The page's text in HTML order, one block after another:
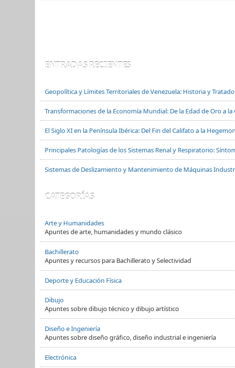
ENTRADAS RECIENTES
Geopolítica y Límites Territoriales de Venezuela: Historia y
Transformaciones de la Economía Mundial: De la Edad de Oro a la
El Siglo XI en la Península Ibérica: Del Fin del Califato a la
Principales Patologías de los Sistemas Renal y Respiratorio:
Sistemas de Deslizamiento y Mantenimiento de Máquinas
CATEGORÍAS
Arte y Humanidades
Apuntes de arte, humanidades y mundo clásico
Bachillerato
Apuntes y recursos para Bachillerato y Selectividad
Deporte y Educación Física
Dibujo
Apuntes sobre dibujo técnico y dibujo artístico
Diseño e Ingeniería
Apuntes sobre diseño gráfico, diseño industrial e ingeniería
Electrónica